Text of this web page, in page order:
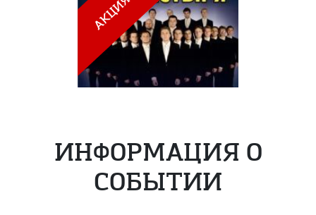
ИНФОРМАЦИЯ О
СОБЫТИИ